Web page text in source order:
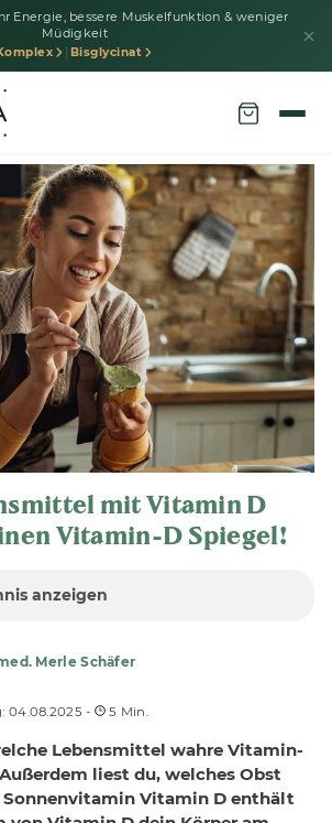
Energie, bessere Muskelfunktion & weniger
Müdigkeit
Bisglycinat
mit Vitamin D
Vitamin-D Spiegel!
anzeigen
Merle Schäfer
04.08.2025 - 5 Min.
Lebensmittel wahre Vitamin-
liest du, welches Obst
Sonnenvitamin Vitamin D enthält